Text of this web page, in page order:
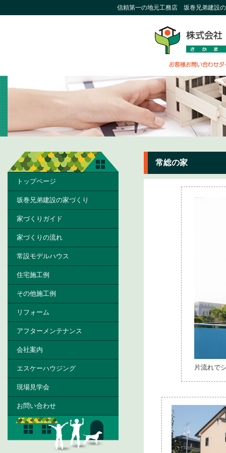
信頼第一の地元工務店 坂巻兄弟建設
トップページ
坂巻兄弟建設の家づくり
家づくりガイド
家づくりの流れ
常設モデルハウス
住宅施工例
その他施工例
リフォーム
アフターメンテナンス
会社案内
エスケーハウジング
現場見学会
お問い合わせ
常総の家
片流れで